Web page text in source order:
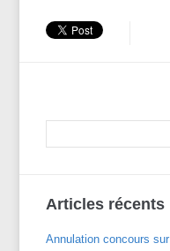
Articles récents
Annulation concours